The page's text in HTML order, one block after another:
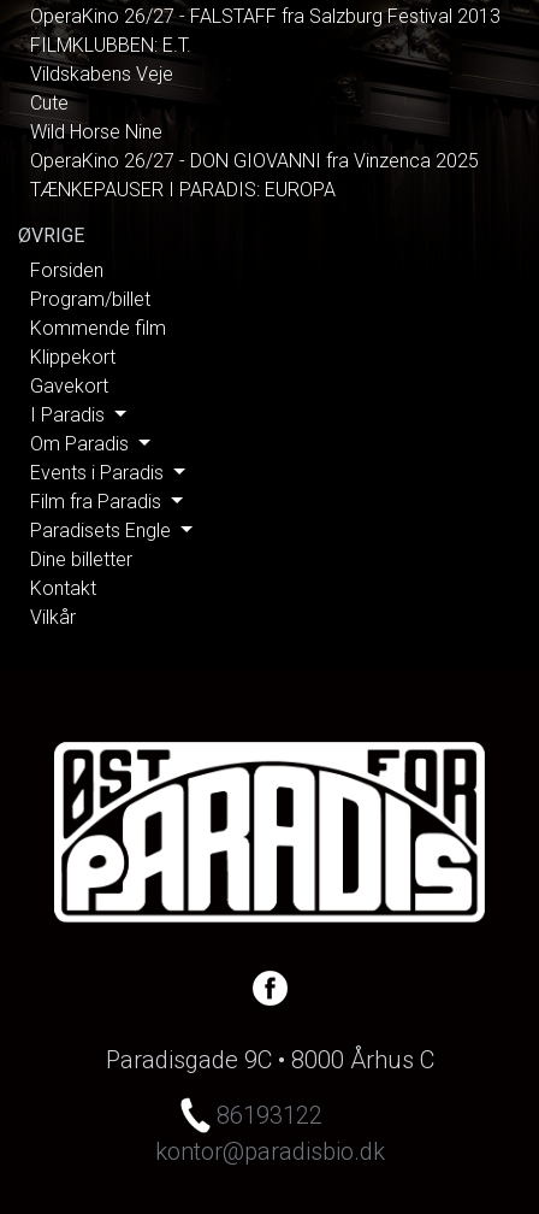
OperaKino 26/27 - FALSTAFF fra Salzburg Festival 2013
FILMKLUBBEN: E.T.
Vildskabens Veje
Cute
Wild Horse Nine
OperaKino 26/27 - DON GIOVANNI fra Vinzenca 2025
TÆNKEPAUSER I PARADIS: EUROPA
ØVRIGE
Forsiden
Program/billet
Kommende film
Klippekort
Gavekort
I Paradis
Om Paradis
Events i Paradis
Film fra Paradis
Paradisets Engle
Dine billetter
Kontakt
Vilkår
Paradisgade 9C • 8000 Århus C
86193122
kontor@paradisbio.dk